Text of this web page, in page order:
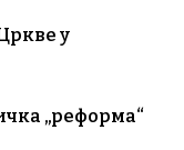
у
„реформа“